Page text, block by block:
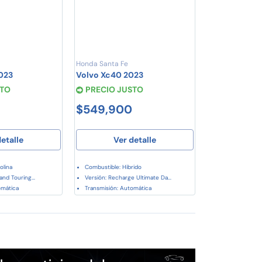
Touring...
Honda Santa Fe
Volvo Xc40 2023
PRECIO JUSTO
$549,900
Ver detalle
Combustible: Hibrido
Versión: Recharge Ultimate Da...
Transmisión: Automática